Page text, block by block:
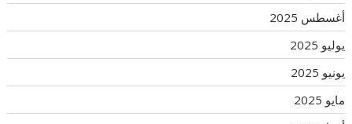
أغسطس 2025
يوليو 2025
يونيو 2025
مايو 2025